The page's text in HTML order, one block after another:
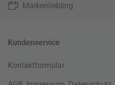
Markenliebling
Kundenservice
Kontaktformular